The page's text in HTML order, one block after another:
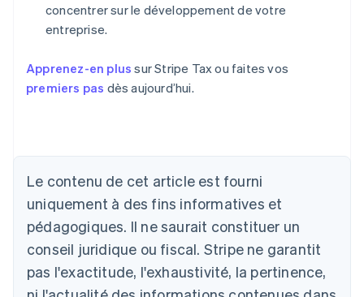
concentrer sur le développement de votre
entreprise.
Apprenez-en plus sur Stripe Tax ou faites vos
premiers pas dès aujourd’hui.
Le contenu de cet article est fourni
uniquement à des fins informatives et
pédagogiques. Il ne saurait constituer un
conseil juridique ou fiscal. Stripe ne garantit
pas l'exactitude, l'exhaustivité, la pertinence,
Allemagne
DeutschEnglish
Australie
English